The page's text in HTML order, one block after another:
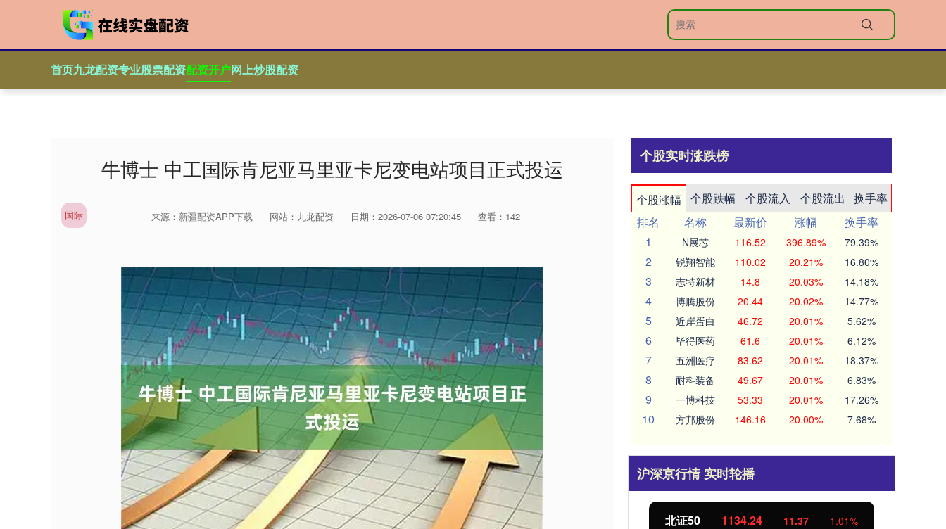
首页九龙配资专业股票配资配资开户网上炒股配资
牛博士 中工国际肯尼亚马里亚卡尼变电站项目正式投运
国际 来源：新疆配资APP下载 网站：九龙配资 日期：2026-07-06 07:20:45 查看：142
个股实时涨跌榜
个股涨幅 个股跌幅 个股流入 个股流出
换手率
排名
名称 最新价 涨幅
换手率
1
N展芯 116.52 396.89% 79.39%
2 锐翔智能 110.02 20.21% 16.80%
3 志特新材 14.8 20.03% 14.18%
4 博腾股份 20.44 20.02% 14.77%
5 近岸蛋白 46.72 20.01% 5.62%
6 毕得医药 61.6 20.01% 6.12%
7 五洲医疗 83.62 20.01% 18.37%
8 耐科装备 49.67 20.01% 6.83%
9 一博科技 53.33 20.01% 17.26%
10 方邦股份 146.16 20.00% 7.68%
沪深京行情 实时轮播
深证成指 14311.01 200.89 1.42% 沪深300 4694.44 北证50 1134.24 11.37 1.01%